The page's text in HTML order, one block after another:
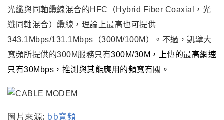
光纖與同軸纜線混合的HFC（Hybrid Fiber Coaxial，光
纖同軸混合）纜線 ， 理論上最高也可提供
343.1Mbps/131.1Mbps（300M/100M）。不過 ， 凱擘大
寬頻所提供的300M服務只有300M/30M，上傳的最高網速
只有30Mbps ，推測 與其能應用的頻寬有關 。
圖片來源: bb寬頻